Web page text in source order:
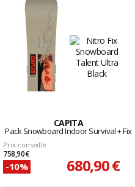
CAPITA
Pack Snowboard Indoor Survival + Fix
Prix conseillé
758,90 €
-10% 680,90 €